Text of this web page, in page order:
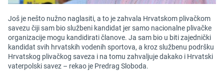
Još je nešto nužno naglasiti, a to je zahvala Hrvatskom plivačkom
savezu čiji sam bio službeni kandidat jer samo nacionalne plivačke
organizacije mogu kandidirati članove. Ja sam bio u biti zajednički
kandidat svih hrvatskih vodenih sportova, a kroz službenu podršku
Hrvatskog plivačkog saveza i na tomu zahvaljuje dakako i Hrvatski
vaterpolski savez – rekao je Predrag Sloboda.